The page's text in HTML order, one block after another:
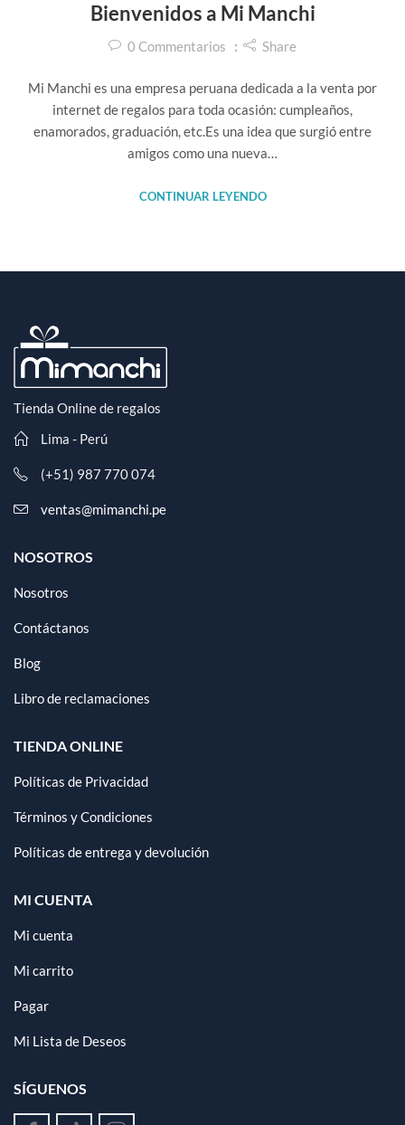
Bienvenidos a Mi Manchi
0 Commentarios Share
Mi Manchi es una empresa peruana dedicada a la venta por
internet de regalos para toda ocasión: cumpleaños,
enamorados, graduación, etc.Es una idea que surgió entre
amigos como una nueva…
CONTINUAR LEYENDO
Tienda Online de regalos
Lima - Perú
(+51) 987 770 074
ventas@mimanchi.pe
NOSOTROS
Nosotros
Contáctanos
Blog
Libro de reclamaciones
TIENDA ONLINE
Políticas de Privacidad
Términos y Condiciones
Políticas de entrega y devolución
MI CUENTA
Mi cuenta
Mi carrito
Pagar
Mi Lista de Deseos
SÍGUENOS